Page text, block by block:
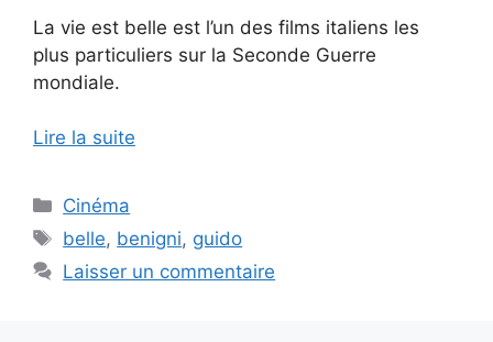
La vie est belle est l’un des films italiens les
plus particuliers sur la Seconde Guerre
mondiale.
Lire la suite
Catégories
Cinéma
Étiquettes
belle, benigni, guido
Laisser un commentaire